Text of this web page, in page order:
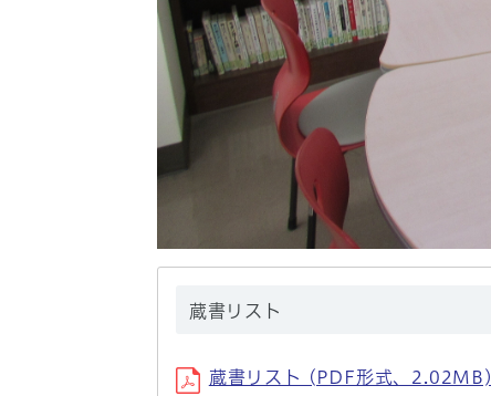
蔵書リスト
蔵書リスト (PDF形式、2.02MB)